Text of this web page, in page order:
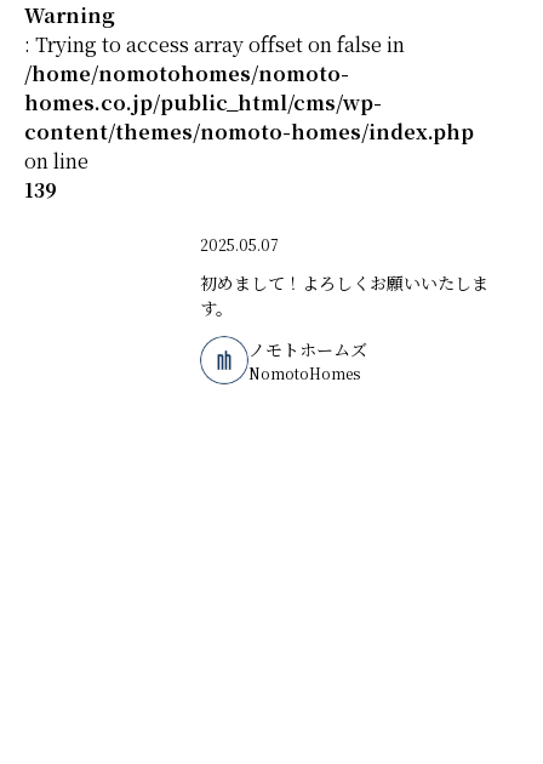
Warning
: Trying to access array offset on false in
/home/nomotohomes/nomoto-
homes.co.jp/public_html/cms/wp-
content/themes/nomoto-homes/index.php
on line
139
2025.05.07
初めまして！よろしくお願いいたしま
す。
ノモトホームズ
NomotoHomes